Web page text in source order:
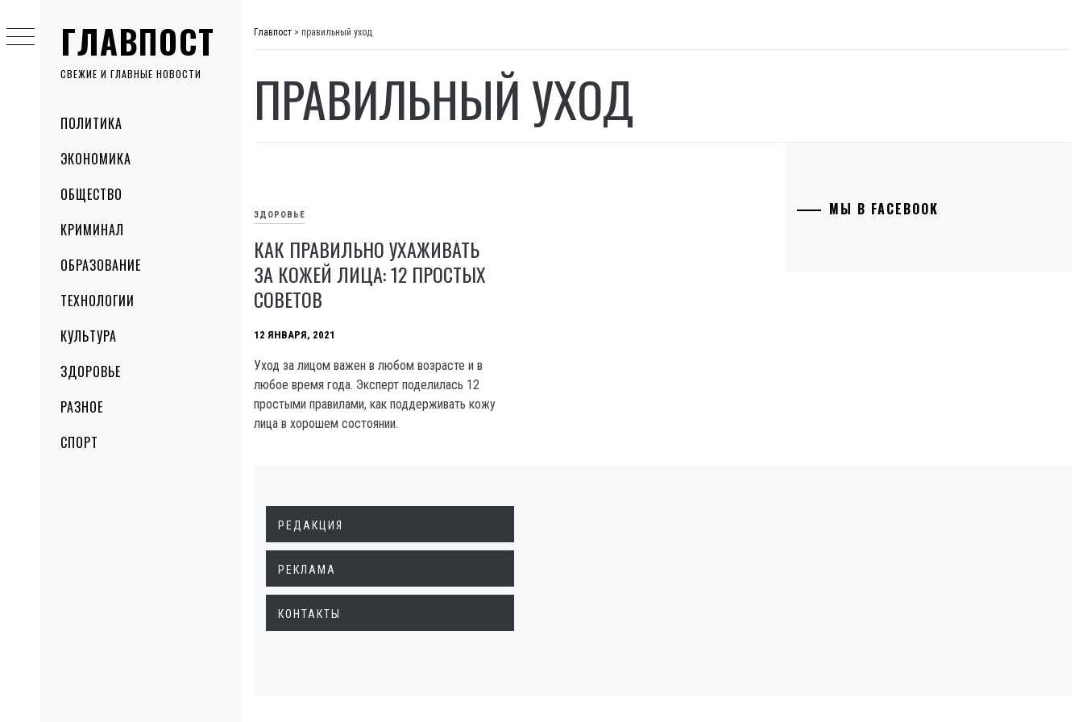
ГЛАВПОСТ
СВЕЖИЕ И ГЛАВНЫЕ НОВОСТИ
MenuПОЛИТИКА
ЭКОНОМИКА
ОБЩЕСТВО
КРИМИНАЛ
ОБРАЗОВАНИЕ
ТЕХНОЛОГИИ
КУЛЬТУРА
ЗДОРОВЬЕ
РАЗНОЕ
СПОРТ
to
content
Главпост > правильный уход
ПРАВИЛЬНЫЙ УХОД
ЗДОРОВЬЕ
КАК ПРАВИЛЬНО УХАЖИВАТЬ
ЗА КОЖЕЙ ЛИЦА: 12 ПРОСТЫХ
СОВЕТОВ
12 ЯНВАРЯ, 2021
Уход за лицом важен в любом возрасте и в
любое время года. Эксперт поделилась 12
простыми правилами, как поддерживать кожу
лица в хорошем состоянии.
МЫ В FACEBOOK
РЕДАКЦИЯ
РЕКЛАМА
КОНТАКТЫ